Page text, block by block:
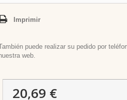
Imprimir
puede realizar su pedido por
web.
20,69 €